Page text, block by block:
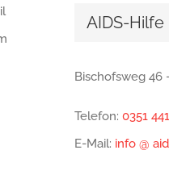
AIDS-Hilfe
Bischofsweg 46
Telefon: 0351
E-Mail: info @